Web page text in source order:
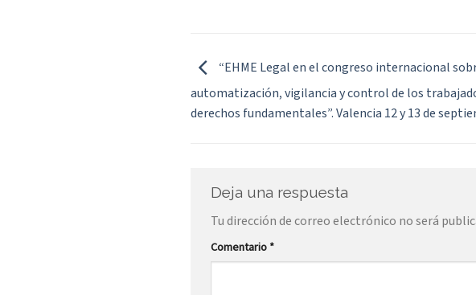
“EHME Legal en el congreso internacional
automatización, vigilancia y control de los
derechos fundamentales”. Valencia 12 y 13 de
Deja una respuesta
Tu dirección de correo electrónico no será
Comentario*